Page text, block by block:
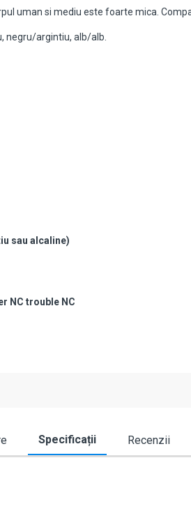
uman si mediu este foarte mica.
negru/argintiu, alb/alb.
sau alcaline)
NC trouble NC
Specificații Recenzii